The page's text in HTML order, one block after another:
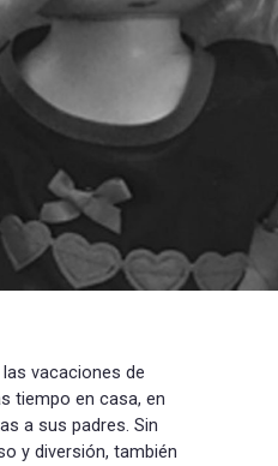
las vacaciones de
tiempo en casa, en
a sus padres. Sin
y diversión, también